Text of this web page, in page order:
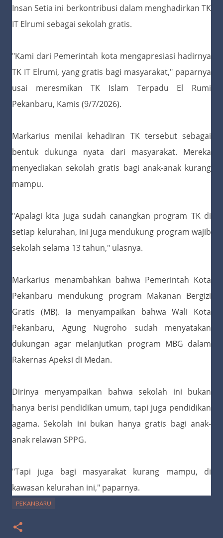
Insan Setia ini berkontribusi dalam menghadirkan TK
IT Elrumi sebagai sekolah gratis.
"Kami dari Pemerintah kota mengapresiasi hadirnya
TK IT Elrumi, yang gratis bagi masyarakat," paparnya
usai meresmikan TK Islam Terpadu El Rumi
Pekanbaru, Kamis (9/7/2026).
Markarius menilai kehadiran TK tersebut sebagai
bentuk dukunga nyata dari masyarakat. Mereka
menyediakan sekolah gratis bagi anak-anak kurang
mampu.
"Apalagi kita juga sudah canangkan program TK di
setiap kelurahan, ini juga mendukung program wajib
sekolah selama 13 tahun," ulasnya.
Markarius menambahkan bahwa Pemerintah Kota
Pekanbaru mendukung program Makanan Bergizi
Gratis (MB). Ia menyampaikan bahwa Wali Kota
Pekanbaru, Agung Nugroho sudah menyatakan
dukungan agar melanjutkan program MBG dalam
Rakernas Apeksi di Medan.
Dirinya menyampaikan bahwa sekolah ini bukan
hanya berisi pendidikan umum, tapi juga pendidikan
agama. Sekolah ini bukan hanya gratis bagi anak-
anak relawan SPPG.
"Tapi juga bagi masyarakat kurang mampu, di
kawasan kelurahan ini," paparnya.
PEKANBARU